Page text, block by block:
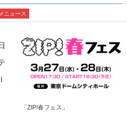
ニュース
「ZIP!春フェス」